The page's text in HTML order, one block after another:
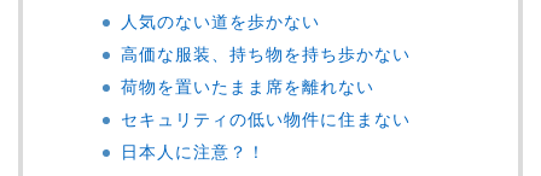
人気のない道を歩かない
高価な服装、持ち物を持ち歩かない
荷物を置いたまま席を離れない
セキュリティの低い物件に住まない
日本人に注意？！